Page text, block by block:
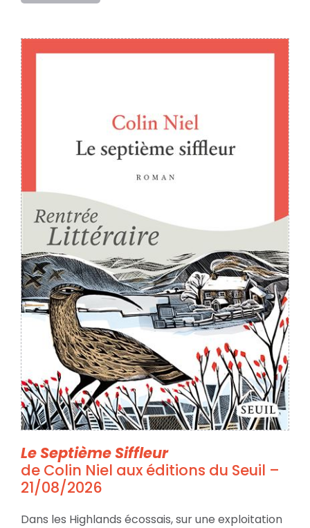
Le Septième Siffleur
de Colin Niel aux éditions du Seuil –
21/08/2026
Dans les Highlands écossais, sur une exploitation